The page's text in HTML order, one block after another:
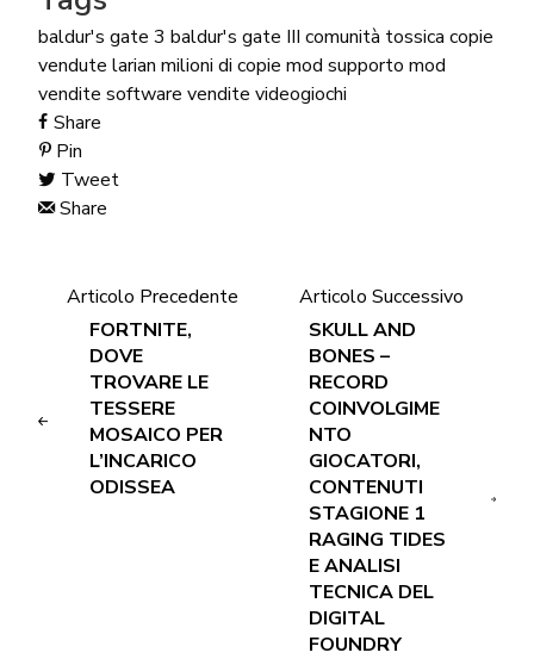
baldur's gate 3 baldur's gate III comunità tossica copie
vendute larian milioni di copie mod supporto mod
vendite software vendite videogiochi
Share
Pin
Tweet
Share
Articolo Precedente
FORTNITE,
DOVE
TROVARE LE
TESSERE
MOSAICO PER
L’INCARICO
ODISSEA
Articolo Successivo
SKULL AND
BONES –
RECORD
COINVOLGIME
NTO
GIOCATORI,
CONTENUTI
STAGIONE 1
RAGING TIDES
E ANALISI
TECNICA DEL
DIGITAL
FOUNDRY